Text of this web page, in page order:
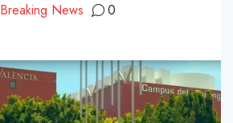
Breaking News 0